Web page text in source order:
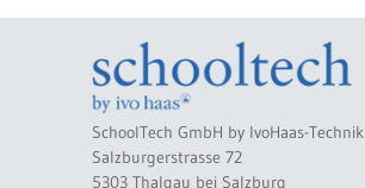
SchoolTech GmbH by IvoHaas-Technik
Salzburgerstrasse 72
5303 Thalgau bei Salzburg